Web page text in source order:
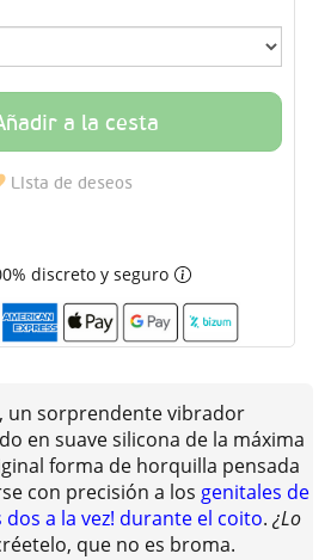
a la cesta
Lista de deseos
discreto y seguro
un sorprendente vibrador
en suave silicona de la máxima
forma de horquilla pensada
con precisión a los genitales de
dos a la vez! durante el coito. ¿Lo
que no es broma.